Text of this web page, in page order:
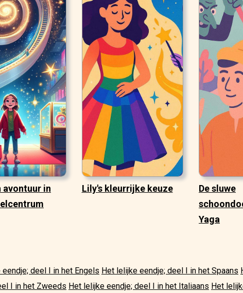
avontuur in
Lily's kleurrijke keuze
De sluwe
Yaga
eendje; deel I in het Engels Het lelijke eendje; deel I in het Spaans
I in het Zweeds Het lelijke eendje; deel I in het Italiaans Het